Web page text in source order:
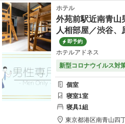
ホテル
外苑前駅近南青山
人相部屋／渋谷、
即予約
ホテルアドネス
新型コロナウイルス対
個室
寝室1室
寝具1組
東京都港区南青山四